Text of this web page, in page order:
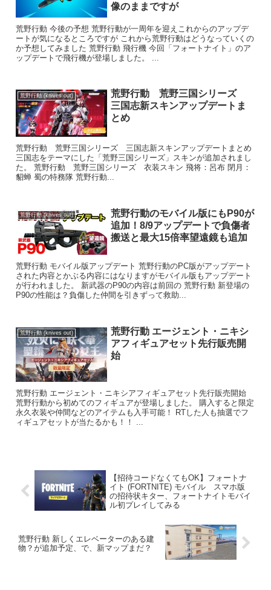
像のままですが
荒野行動 今後の予想 荒野行動が一周年を迎えこれからのアップデ
ートが気になるところですが これから荒野行動はどうなっていくの
か予想してみました 荒野行動 飛行機 今回「フォートナイト」のア
ップデートで飛行機が登場しました。 ...
荒野行動 (knives out)
荒野行動 荒野三国シリーズ
三国志新スキンアップデートま
とめ
荒野行動 荒野三国シリーズ 三国志新スキンアップデートまとめ
三国志をテーマにした「荒野三国シリーズ」スキンが追加されまし
た。 荒野行動 荒野三国シリーズ 衣装スキン 飛将：呂布 閉月：
貂蝉 蜀の特務隊 荒野行動...
荒野行動 (knives out)
荒野行動のモバイル版にもP90が
追加！8/9アップデートで負傷者
搬送と最大15倍率望遠鏡も追加
荒野行動 モバイル版アップデート 荒野行動のPC版がアップデート
された内容とかぶる内容にはなりますがモバイル版もアップデート
が行われました。 新武器のP90の内容は前回の 荒野行動 新登場の
P90の性能は？負傷した仲間を引きずって救助...
荒野行動 (knives out)
荒野行動 エージェント・ニキシ
アフィギュアセット先行販売開
始
荒野行動 エージェント・ニキシアフィギュアセット先行販売開始
荒野行動から初めてのフィギュアが登場しました。 購入すると限定
永久衣装や仲間などのアイテムも入手可能！ RTした人も抽選でフ
ィギュアセットが当たるかも！！ ...
【招待コードなくてもOK】フォートナ
イト (FORTNITE) モバイル スマホ版
の招待状キター、フォートナイトモバイ
ル初プレイしてみる
荒野行動 新しくエレベーターのある建
物？が追加予定、で、新マップまだ？